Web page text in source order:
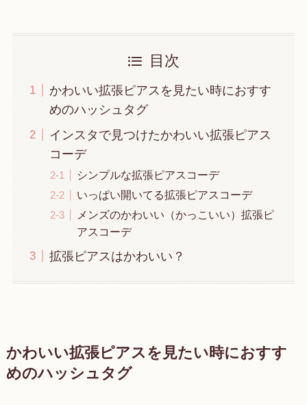
目次
かわいい拡張ピアスを見たい時におすす
めのハッシュタグ
インスタで見つけたかわいい拡張ピアス
コーデ
シンプルな拡張ピアスコーデ
いっぱい開いてる拡張ピアスコーデ
メンズのかわいい（かっこいい）拡張ピ
アスコーデ
拡張ピアスはかわいい？
かわいい拡張ピアスを見たい時におすす
めのハッシュタグ